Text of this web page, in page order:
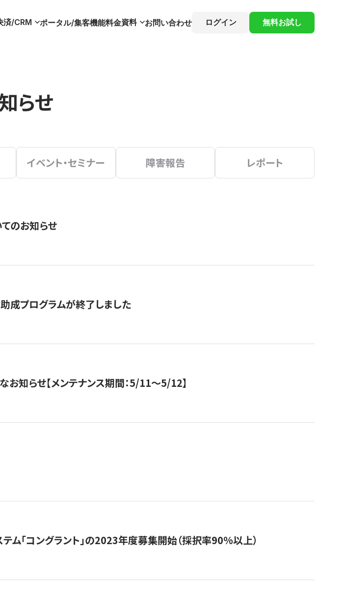
済/CRM ポータル/集客機能料金資料 お問い合わせ ログイン 無料お試し
らせ
イベント・セミナー 障害報告 レポート
のお知らせ
成プログラムが終了しました
知らせ【メンテナンス期間：5/11～5/12】
ム「コングラント」の2023年度募集開始（採択率90%以上）